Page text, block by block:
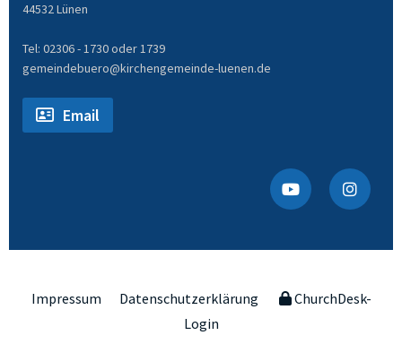
44532 Lünen
Tel: 02306 - 1730 oder 1739
gemeindebuero@kirchengemeinde-luenen.de
Email
Impressum Datenschutzerklärung
ChurchDesk-
Login